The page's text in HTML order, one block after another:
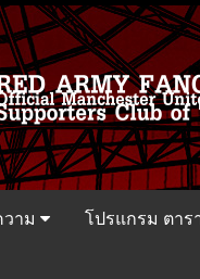
าม โปรแกรม ตาร